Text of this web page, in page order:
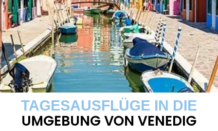
TAGESAUSFLÜGE IN DIE
UMGEBUNG VON VENEDIG